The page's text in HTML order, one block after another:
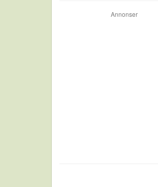
Annonser